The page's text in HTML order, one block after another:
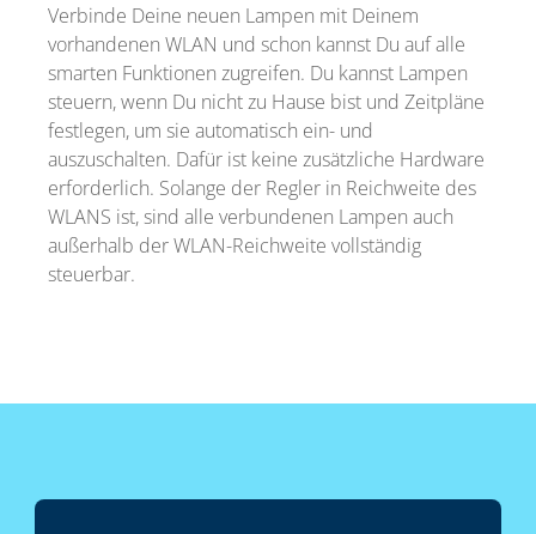
Verbinde Deine neuen Lampen mit Deinem
vorhandenen WLAN und schon kannst Du auf alle
smarten Funktionen zugreifen. Du kannst Lampen
steuern, wenn Du nicht zu Hause bist und Zeitpläne
festlegen, um sie automatisch ein- und
auszuschalten. Dafür ist keine zusätzliche Hardware
erforderlich. Solange der Regler in Reichweite des
WLANS ist, sind alle verbundenen Lampen auch
außerhalb der WLAN-Reichweite vollständig
steuerbar.